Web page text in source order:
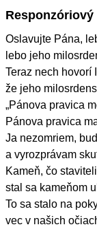
Responzóriový
Oslavujte Pána,
lebo jeho
Teraz nech hovorí
že jeho
„Pánova pravica
Pánova pravica
Ja nezomriem,
a vyrozprávam
Kameň, čo
stal sa kameňom
To sa stalo na
vec v našich